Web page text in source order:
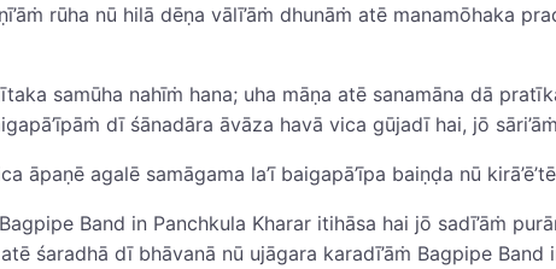
rūha nū hilā dēṇa vālī’āṁ dhunāṁ atē manamōhaka
samūha nahīṁ hana; uha māṇa atē sanamāna dā
dī śānadāra āvāza havā vica gūjadī hai, jō
agalē samāgama la’ī baigapā’īpa baiṇḍa nū
Band in Panchkula Kharar itihāsa hai jō sadī’āṁ
śaradhā dī bhāvanā nū ujāgara karadī’āṁ Bagpipe